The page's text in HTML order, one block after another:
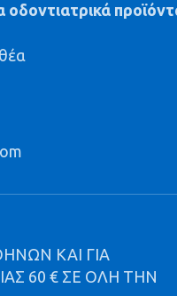
ΚΑΙ ΓΙΑ
60 € ΣΕ ΟΛΗ ΤΗΝ